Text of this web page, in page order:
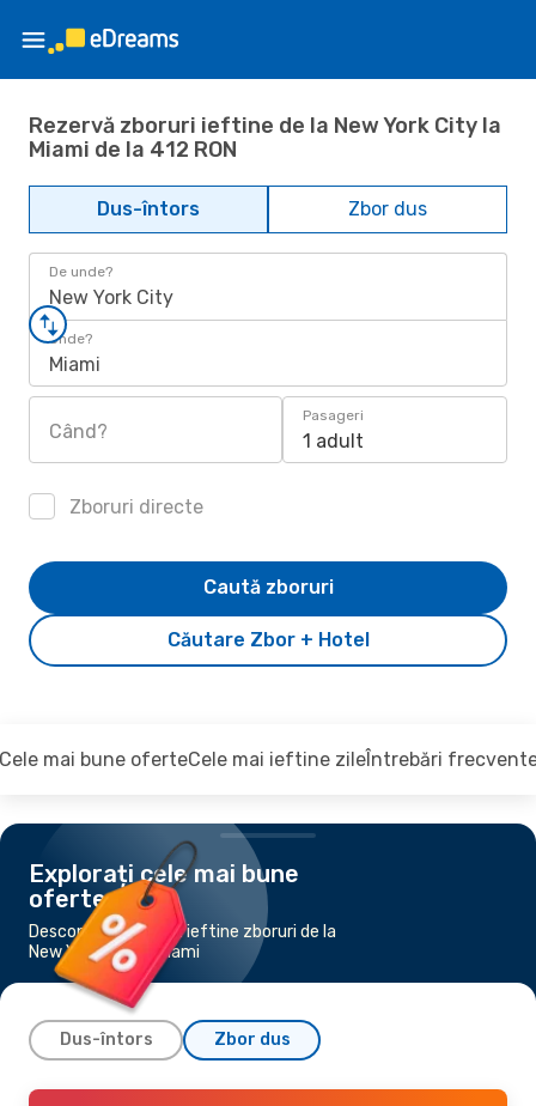
Rezervă zboruri ieftine de la New York City la
Miami de la 412 RON
Dus-întors Zbor dus
De unde?
New York City
Unde?
Miami
Când?
Pasageri
1 adult
Zboruri directe
Căutare Zbor + Hotel
Caută zboruri
mai bune oferteCele mai ieftine zileÎntrebări
Explorați cele mai bune
oferte
Descoperiți cele mai ieftine zboruri de la
New York City la Miami
Dus-întors Zbor dus